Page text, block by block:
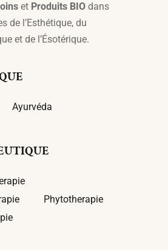
et Produits BIO dans
de l’Esthétique, du
et de l’Ésotérique.
Ayurvéda
Phytotherapie